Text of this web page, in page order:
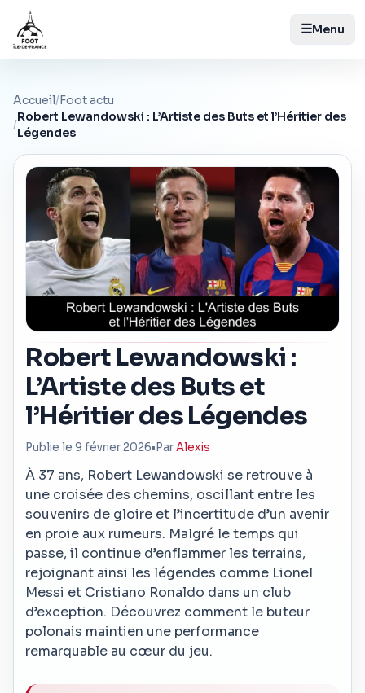
☰Menu
Accueil/Foot actu
/
Robert Lewandowski : L’Artiste des Buts et l’Héritier des
Légendes
Robert Lewandowski :
L’Artiste des Buts et
l’Héritier des Légendes
Publie le 9 février 2026• ParAlexis
À 37 ans, Robert Lewandowski se retrouve à
une croisée des chemins, oscillant entre les
souvenirs de gloire et l’incertitude d’un avenir
en proie aux rumeurs. Malgré le temps qui
passe, il continue d’enflammer les terrains,
rejoignant ainsi les légendes comme Lionel
Messi et Cristiano Ronaldo dans un club
d’exception. Découvrez comment le buteur
polonais maintien une performance
remarquable au cœur du jeu.